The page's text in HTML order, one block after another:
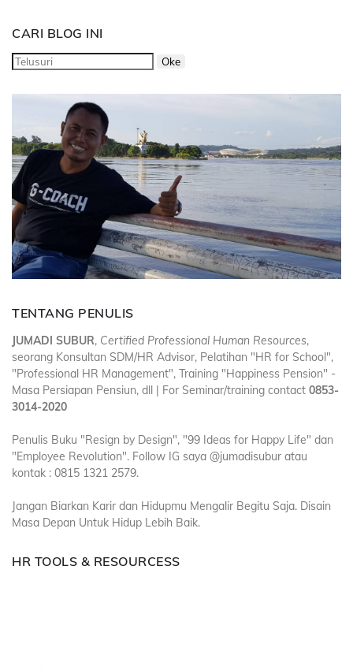
CARI BLOG INI
TENTANG PENULIS
JUMADI SUBUR, Certified Professional Human Resources,
seorang Konsultan SDM/HR Advisor, Pelatihan "HR for School",
"Professional HR Management", Training "Happiness Pension" -
Masa Persiapan Pensiun, dll | For Seminar/training contact 0853-
3014-2020
Penulis Buku "Resign by Design", "99 Ideas for Happy Life" dan
"Employee Revolution". Follow IG saya @jumadisubur atau
kontak : 0815 1321 2579.
Jangan Biarkan Karir dan Hidupmu Mengalir Begitu Saja. Disain
Masa Depan Untuk Hidup Lebih Baik.
HR TOOLS & RESOURCESS